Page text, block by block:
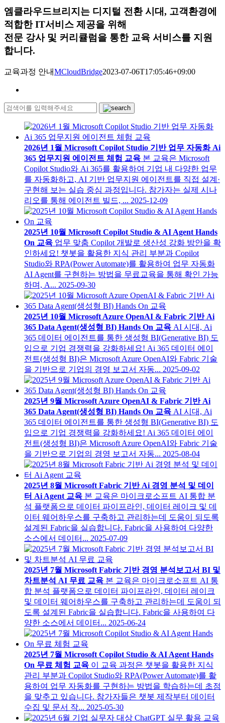
엠클라우드브리지는 디지털 전환 시대, 고객환경에
적합한 IT서비스 제공을 위해
전문 강사 및 커리큘럼을 통한 교육 서비스를 지원
합니다.
교육과정 안내MCloudBridge2023-07-06T17:05:46+09:00
2026년 1월 Microsoft Copilot Studio 기반 업무 자동화 Ai
365 업무지원 에이전트 체험 교육 본 교육은 Microsoft
Copilot Studio와 Ai 365를 활용하여 기업 내 다양한 업무
를 자동화하고, AI 기반 업무지원 에이전트를 직접 설계·
구현해 보는 실습 중심 과정입니다. 참가자는 실제 시나
리오를 통해 에이전트 빌드, ... 2025-12-09
2025년 10월 Microsoft Copilot Studio & AI Agent Hands
On 교육 업무 맞춤 Copilot 개발로 생산성 강화 방안을 확
인하세요! 챗봇을 활용한 지식 관리 부분과 Copilot
Studio와 RPA(Power Automate)를 활용하여 업무 자동화
AI Agent를 구현하는 방법을 무료교육을 통해 확인 가능
하며, A... 2025-09-30
2025년 10월 Microsoft Azure OpenAI & Fabric 기반 Ai
365 Data Agent(생성형 BI) Hands On 교육 AI 시대, Ai
365 데이터 에이전트를 통한 생성형 BI(Generative BI) 도
입으로 기업 경쟁력을 강화하세요! Ai 365 데이터 에이
전트(생성형 BI)은 Microsoft Azure OpenAI와 Fabric 기술
을 기반으로 기업의 경영 보고서 자동... 2025-09-02
2025년 9월 Microsoft Azure OpenAI & Fabric 기반 Ai
365 Data Agent(생성형 BI) Hands On 교육 AI 시대, Ai
365 데이터 에이전트를 통한 생성형 BI(Generative BI) 도
입으로 기업 경쟁력을 강화하세요! Ai 365 데이터 에이
전트(생성형 BI)은 Microsoft Azure OpenAI와 Fabric 기술
을 기반으로 기업의 경영 보고서 자동... 2025-08-04
2025년 8월 Microsoft Fabric 기반 Ai 경영 분석 및 데이
터 Ai Agent 교육 본 교육은 마이크로소프트 AI 통합 분
석 플랫폼으로 데이터 파이프라인, 데이터 레이크 및 데
이터 웨어하우스를 구축하고 관리하는데 도움이 되도록
설계된 Fabric을 실습합니다. Fabric을 사용하여 다양한
소스에서 데이터... 2025-07-09
2025년 7월 Microsoft Fabric 기반 경영 분석보고서 BI 및
차트분석 AI 무료 교육 본 교육은 마이크로소프트 AI 통
합 분석 플랫폼으로 데이터 파이프라인, 데이터 레이크
및 데이터 웨어하우스를 구축하고 관리하는데 도움이 되
도록 설계된 Fabric을 실습합니다. Fabric을 사용하여 다
양한 소스에서 데이터... 2025-06-24
2025년 7월 Microsoft Copilot Studio & AI Agent Hands
On 무료 체험 교육 이 교육 과정은 챗봇을 활용한 지식
관리 부분과 Copilot Studio와 RPA(Power Automate)를 활
용하여 업무 자동화를 구현하는 방법을 학습하는데 초점
을 맞추고 있습니다. 참가자들은 챗봇 제작부터 데이터
수집 및 문서 작... 2025-05-30